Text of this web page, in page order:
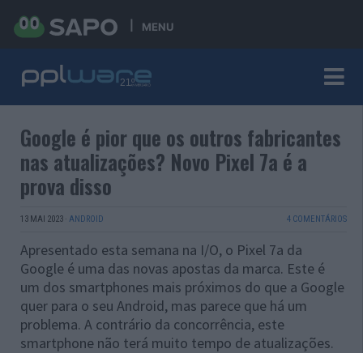
MENU
Google é pior que os outros fabricantes
nas atualizações? Novo Pixel 7a é a
prova disso
13 MAI 2023 · ANDROID 4 COMENTÁRIOS
Apresentado esta semana na I/O, o Pixel 7a da
Google é uma das novas apostas da marca. Este é
um dos smartphones mais próximos do que a Google
quer para o seu Android, mas parece que há um
problema. A contrário da concorrência, este
smartphone não terá muito tempo de atualizações.